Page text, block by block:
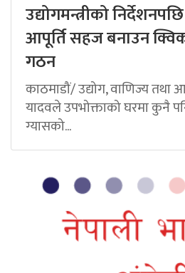
उद्योगमन्त्रीको
आपूर्ति सहज बनाउन
गठन
काठमाडौं/ उद्योग, वाणिज्य तथा
यादवले उपभोक्ताको घरमा कुनै
ग्यासको...